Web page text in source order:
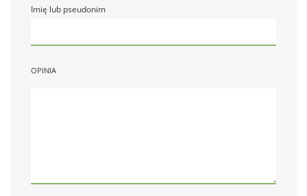
Imię lub pseudonim
OPINIA